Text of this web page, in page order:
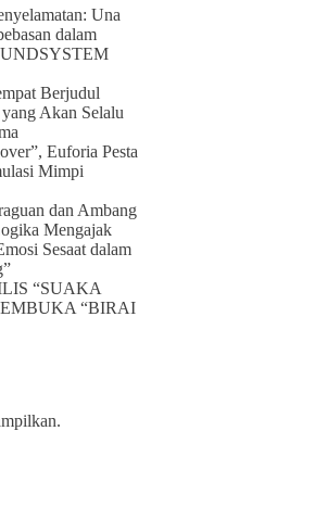
Una
dalam
Berjudul
Akan Selalu
Euforia Pesta
Mimpi
dan Ambang
Mengajak
Sesaat dalam
“SUAKA
“BIRAI